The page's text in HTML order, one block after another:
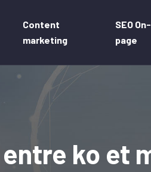
Content
marketing
SEO On-
page
ko et